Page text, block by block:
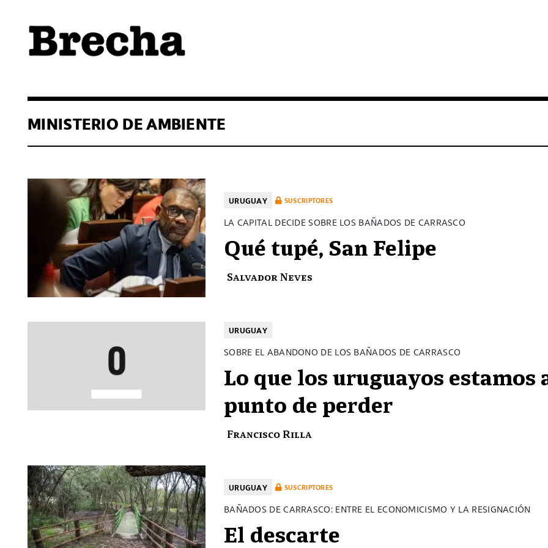
MINISTERIO DE AMBIENTE
URUGUAY SUSCRIPTORES
LA CAPITAL DECIDE SOBRE LOS BAÑADOS DE CARRASCO
Qué tupé, San Felipe
Salvador Neves
URUGUAY
SOBRE EL ABANDONO DE LOS BAÑADOS DE CARRASCO
Lo que los uruguayos estamos
punto de perder
Francisco Rilla
URUGUAY SUSCRIPTORES
BAÑADOS DE CARRASCO: ENTRE EL ECONOMICISMO Y LA RESIGNACIÓN
El descarte